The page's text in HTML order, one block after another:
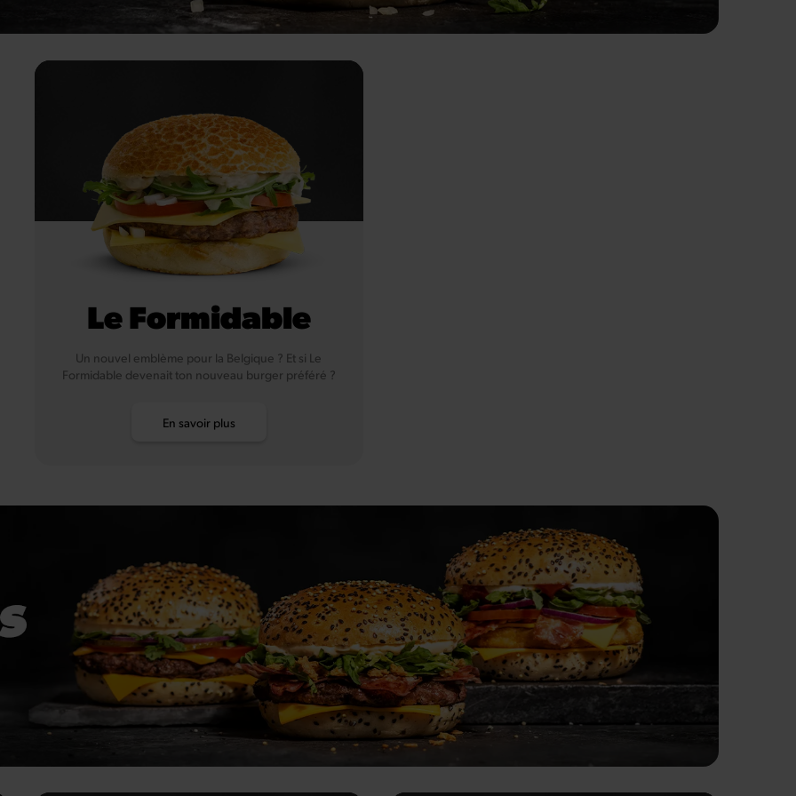
Le Formidable
Un nouvel emblème pour la Belgique ? Et si Le
Formidable devenait ton nouveau burger préféré ?
En savoir plus
Graines de Sésame